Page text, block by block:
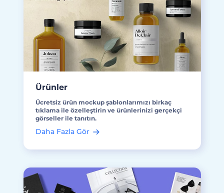
Ürünler
Ücretsiz ürün mockup şablonlarımızı birkaç
tıklama ile özelleştirin ve ürünlerinizi gerçekçi
görseller ile tanıtın.
Daha Fazla Gör